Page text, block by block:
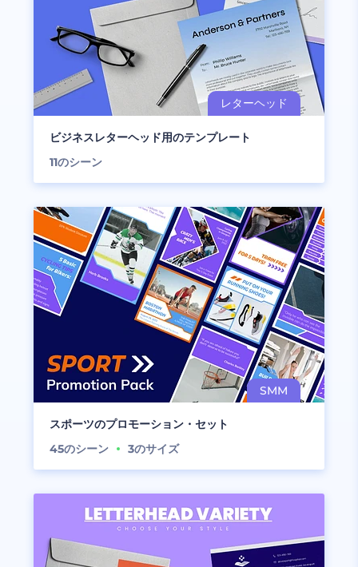
ビジネスレターヘッド用のテンプレート
11のシーン
スポーツのプロモーション・セット
45のシーン 3のサイズ